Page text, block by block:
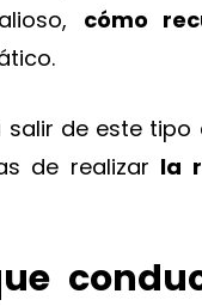
cómo
de este tipo
de realizar la